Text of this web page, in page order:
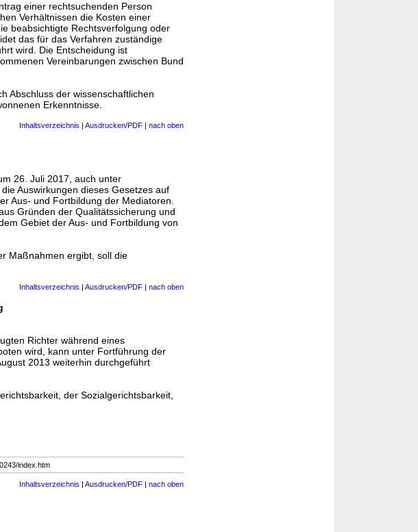
einer rechtsuchenden Person
Verhältnissen die Kosten einer
beabsichtigte Rechtsverfolgung oder
das für das Verfahren zuständige
wird. Die Entscheidung ist
Vereinbarungen zwischen Bund
Abschluss der wissenschaftlichen
Erkenntnisse.
Inhaltsverzeichnis | Ausdrucken/PDF | nach oben
26. Juli 2017, auch unter
Auswirkungen dieses Gesetzes auf
Aus- und Fortbildung der Mediatoren.
Gründen der Qualitätssicherung und
Gebiet der Aus- und Fortbildung von
Maßnahmen ergibt, soll die
Inhaltsverzeichnis | Ausdrucken/PDF | nach oben
Richter während eines
wird, kann unter Fortführung der
2013 weiterhin durchgeführt
der Sozialgerichtsbarkeit,
index.htm
Inhaltsverzeichnis | Ausdrucken/PDF | nach oben